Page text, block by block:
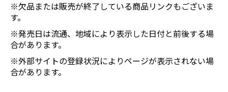
※欠品または販売が終了している商品リンクもございま
す。
※発売日は流通、地域により表示した日付と前後する場
合があります。
※外部サイトの登録状況によりページが表示されない場
合があります。